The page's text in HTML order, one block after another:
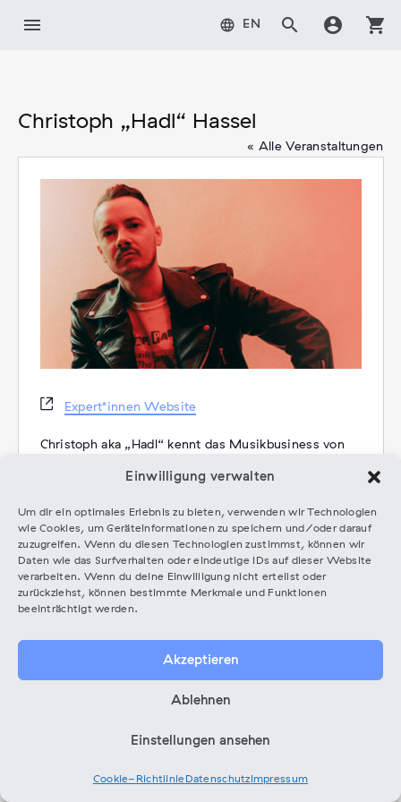
Einwilligung verwalten
Um dir ein optimales Erlebnis zu bieten, verwenden wir Technologien
wie Cookies, um Geräteinformationen zu speichern und/oder darauf
zuzugreifen. Wenn du diesen Technologien zustimmst, können wir
Daten wie das Surfverhalten oder eindeutige IDs auf dieser Website
verarbeiten. Wenn du deine Einwilligung nicht erteilst oder
zurückziehst, können bestimmte Merkmale und Funktionen
beeinträchtigt werden.
Akzeptieren
Ablehnen
Einstellungen ansehen
Cookie-Richtlinie Datenschutz Impressum
Inhaltmenu language EN search account_circle shopping_cart
Christoph „Hadl“ Hassel
« Alle Veranstaltungen
Webseite
Expert*innen Website
Christoph aka „Hadl“ kennt das Musikbusiness von
Seite. Er managed ein Label, arbeitet für einen
Autor selbst Songs geschrieben, die auf Gold- und
Nummer1-Alben veröffentlicht wurden. Seine
Produktionen finden dabei weltweit im TV statt.
Diese verschiedenen Perspektiven ermöglichen ihm
einen speziellen ganz Überblick und die Möglichkeit,
Musik zu geben.